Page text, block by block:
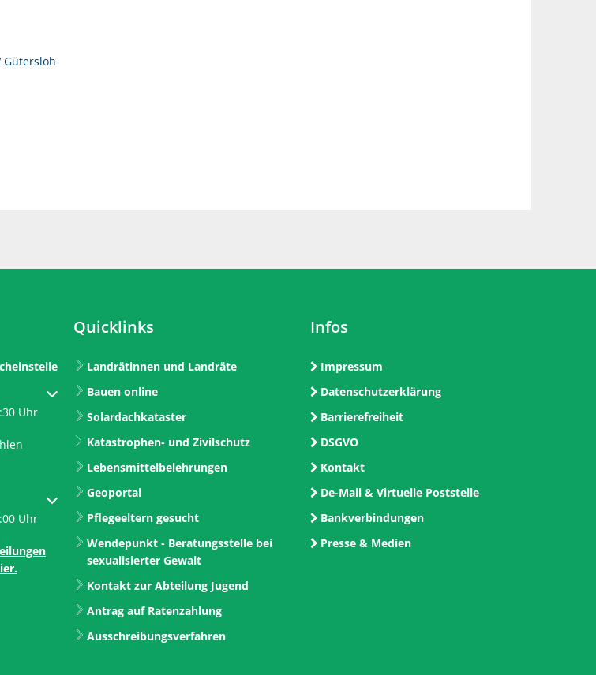
Gütersloh
Schließzeiten auszublenden
Uhr
Schließzeiten auszublenden
Uhr
Quicklinks
Landrätinnen und Landräte
Bauen online
Solardachkataster
Katastrophen- und Zivilschutz
Lebensmittelbelehrungen
Geoportal
Pflegeeltern gesucht
Wendepunkt - Beratungsstelle bei
sexualisierter Gewalt
Kontakt zur Abteilung Jugend
Antrag auf Ratenzahlung
Ausschreibungsverfahren
Infos
Impressum
Datenschutzerklärung
Barrierefreiheit
DSGVO
Kontakt
De-Mail & Virtuelle Poststelle
Bankverbindungen
Presse & Medien